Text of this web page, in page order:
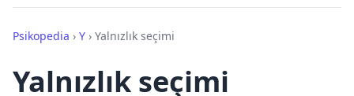
Psikopedia › Y › Yalnızlık seçimi
Yalnızlık seçimi